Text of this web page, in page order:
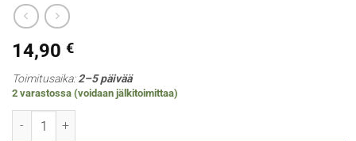
14,90 €
Toimitusaika:2–5 päivää
2 varastossa (voidaan jälkitoimittaa)
Rembrandt öljy 40ml 815 Pewter määrä